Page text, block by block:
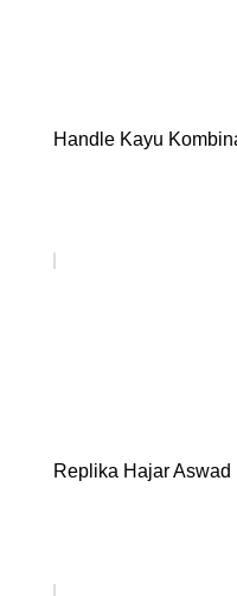
Handle Kayu
Replika Hajar Aswad